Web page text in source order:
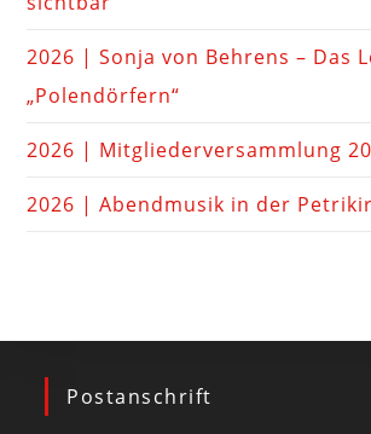
2026 | Sonja von Behrens – Das
„Polendörfern“
2026 | Mitgliederversammlung
2026 | Abendmusik in der
Postanschrift